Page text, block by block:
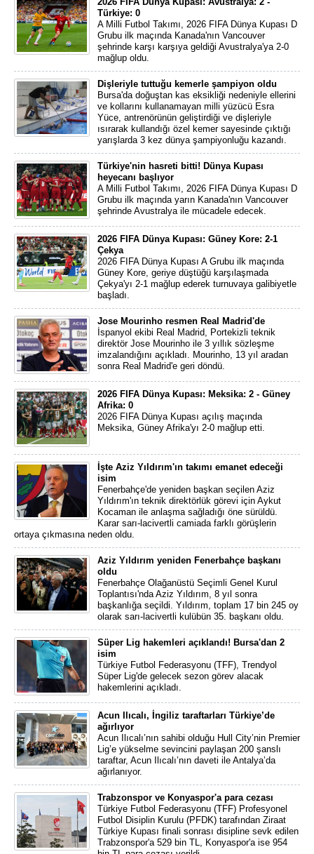
Türkiye: 0
A Milli Futbol Takımı, 2026 FIFA Dünya Kupası D
Grubu ilk maçında Kanada'nın Vancouver
şehrinde karşı karşıya geldiği Avustralya'ya 2-0
mağlup oldu.
Dişleriyle tuttuğu kemerle şampiyon oldu
Bursa'da doğuştan kas eksikliği nedeniyle ellerini
ve kollarını kullanamayan milli yüzücü Esra
Yüce, antrenörünün geliştirdiği ve dişleriyle
ısırarak kullandığı özel kemer sayesinde çıktığı
yarışlarda 3 kez dünya şampiyonluğu kazandı.
Türkiye'nin hasreti bitti! Dünya Kupası
heyecanı başlıyor
A Milli Futbol Takımı, 2026 FIFA Dünya Kupası D
Grubu ilk maçında yarın Kanada'nın Vancouver
şehrinde Avustralya ile mücadele edecek.
2026 FIFA Dünya Kupası: Güney Kore: 2-1
Çekya
2026 FIFA Dünya Kupası A Grubu ilk maçında
Güney Kore, geriye düştüğü karşılaşmada
Çekya'yı 2-1 mağlup ederek turnuvaya galibiyetle
başladı.
Jose Mourinho resmen Real Madrid'de
İspanyol ekibi Real Madrid, Portekizli teknik
direktör Jose Mourinho ile 3 yıllık sözleşme
imzalandığını açıkladı. Mourinho, 13 yıl aradan
sonra Real Madrid'e geri döndü.
2026 FIFA Dünya Kupası: Meksika: 2 - Güney
Afrika: 0
2026 FIFA Dünya Kupası açılış maçında
Meksika, Güney Afrika'yı 2-0 mağlup etti.
İşte Aziz Yıldırım'ın takımı emanet edeceği
isim
Fenerbahçe'de yeniden başkan seçilen Aziz
Yıldırım'ın teknik direktörlük görevi için Aykut
Kocaman ile anlaşma sağladığı öne sürüldü.
Karar sarı-lacivertli camiada farklı görüşlerin
ortaya çıkmasına neden oldu.
Aziz Yıldırım yeniden Fenerbahçe başkanı
oldu
Fenerbahçe Olağanüstü Seçimli Genel Kurul
Toplantısı'nda Aziz Yıldırım, 8 yıl sonra
başkanlığa seçildi. Yıldırım, toplam 17 bin 245 oy
olarak sarı-lacivertli kulübün 35. başkanı oldu.
Süper Lig hakemleri açıklandı! Bursa'dan 2
isim
Türkiye Futbol Federasyonu (TFF), Trendyol
Süper Lig'de gelecek sezon görev alacak
hakemlerini açıkladı.
Acun Ilıcalı, İngiliz taraftarları Türkiye’de
ağırlıyor
Acun Ilıcalı’nın sahibi olduğu Hull City’nin Premier
Lig’e yükselme sevincini paylaşan 200 şanslı
taraftar, Acun Ilıcalı’nın daveti ile Antalya’da
ağırlanıyor.
Trabzonspor ve Konyaspor'a para cezası
Türkiye Futbol Federasyonu (TFF) Profesyonel
Futbol Disiplin Kurulu (PFDK) tarafından Ziraat
Türkiye Kupası finali sonrası disipline sevk edilen
Trabzonspor'a 529 bin TL, Konyaspor'a ise 954